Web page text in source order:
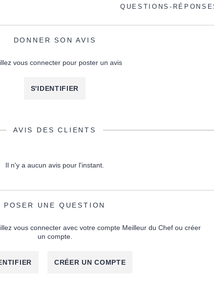
QUESTIONS-
DONNER SON AVIS
vous connecter pour poster un avis
S'IDENTIFIER
AVIS DES CLIENTS
Il n'y a aucun avis pour l'instant.
POSER UNE QUESTION
vous connecter avec votre compte Meilleur du Chef ou créer
un compte.
CRÉER UN COMPTE